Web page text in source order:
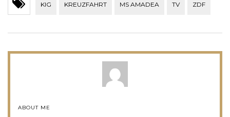
KIG KREUZFAHRT MS AMADEA TV ZDF
ABOUT ME